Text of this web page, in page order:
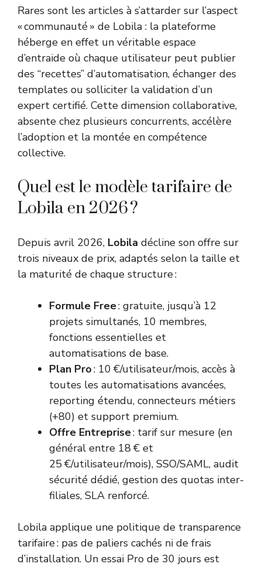
Rares sont les articles à s’attarder sur l’aspect
« communauté » de Lobila : la plateforme
héberge en effet un véritable espace
d’entraide où chaque utilisateur peut publier
des “recettes” d’automatisation, échanger des
templates ou solliciter la validation d’un
expert certifié. Cette dimension collaborative,
absente chez plusieurs concurrents, accélère
l’adoption et la montée en compétence
collective.
Quel est le modèle tarifaire de
Lobila en 2026 ?
Depuis avril 2026, Lobila décline son offre sur
trois niveaux de prix, adaptés selon la taille et
la maturité de chaque structure :
Formule Free: gratuite, jusqu’à 12
projets simultanés, 10 membres,
fonctions essentielles et
automatisations de base.
Plan Pro: 10 €/utilisateur/mois, accès à
toutes les automatisations avancées,
reporting étendu, connecteurs métiers
(+80) et support premium.
Offre Entreprise: tarif sur mesure (en
général entre 18 € et
25 €/utilisateur/mois), SSO/SAML, audit
sécurité dédié, gestion des quotas inter-
filiales, SLA renforcé.
Lobila applique une politique de transparence
tarifaire : pas de paliers cachés ni de frais
d’installation. Un essai Pro de 30 jours est